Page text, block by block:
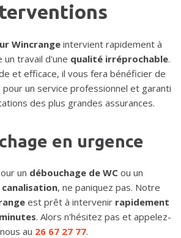
Wincrangeintervient rapidement à
travail d'une qualité irréprochable.
et efficace, il vous fera bénéficier de
pour un service professionnel et garanti
des plus grandes assurances.
en urgence
un débouchage de WC ou un
, ne paniquez pas. Notre
est prêt à intervenir rapidement
. Alors n'hésitez pas et appelez-
nous au 26 67 27 77.